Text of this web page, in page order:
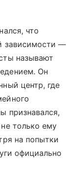
что
зависимости —
называют
Он
центр, где
признавался,
только ему
на попытки
официально